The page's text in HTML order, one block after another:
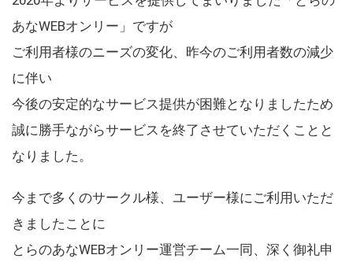
あなWEBオンリー」ですが
ご利用者様のニーズの変化、昨今のご利用者数の減少
に伴い
今後の安定的なサービス提供が困難となりましたため
誠に勝手ながらサービスを終了させていただくことと
なりました。
今まで多くのサークル様、ユーザー様にご利用いただ
きましたことに
とらのあなWEBオンリー運営チーム一同、深く御礼申